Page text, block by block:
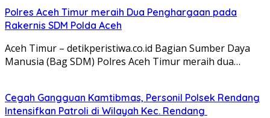
Polres Aceh Timur meraih Dua Penghargaan pada
Rakernis SDM Polda Aceh
Aceh Timur – detikperistiwa.co.id Bagian Sumber Daya
Manusia (Bag SDM) Polres Aceh Timur meraih dua…
Cegah Gangguan Kamtibmas, Personil Polsek Rendang
Intensifkan Patroli di Wilayah Kec. Rendang